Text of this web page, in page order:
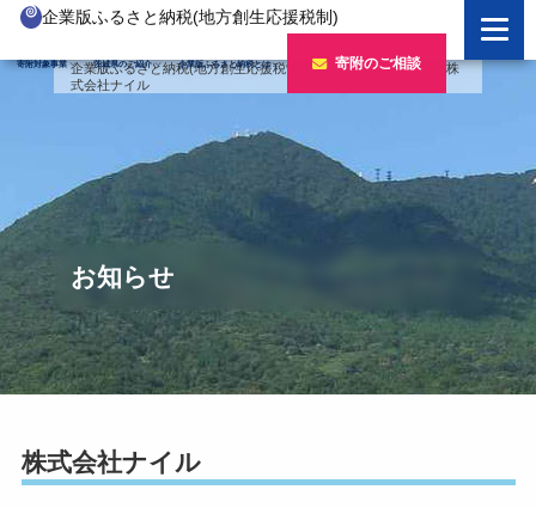
企業版ふるさと納税(地方創生応援税制)
寄附対象事業 茨城県のご紹介 企業版ふるさと納税とは 寄附のご相談
企業版ふるさと納税とは
制度の概要
企業版ふるさと納税(人材派遣型)
寄附をいただいた企業様
寄附対象事業のご紹介
新しい豊かさを推進する事業
新しい安心安全を推進する事業
新しい人財育成を推進する事業
新しい夢・希望を推進する事業
事業検索フォーム
茨城県のご紹介
茨城のポテンシャル
「新しい茨城」への4つのチャレンジ
寄附をいただいた企業様
令和7年度寄附企業一覧
令和6年度寄附企業一覧
令和5年度寄附企業一覧
令和4年度寄附企業一覧
企業版ふるさと納税(地方創生応援税制) >バナー>令和6年度
株
式会社ナイル
お知らせ
株式会社ナイル